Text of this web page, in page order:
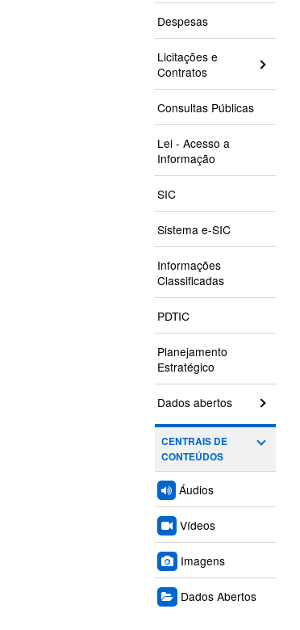
Despesas
Licitações e
Contratos
Consultas Públicas
Lei - Acesso a
Informação
SIC
Sistema e-SIC
Informações
Classificadas
PDTIC
Planejamento
Estratégico
Dados abertos
CENTRAIS DE
CONTEÚDOS
Áudios
Vídeos
Imagens
Dados Abertos